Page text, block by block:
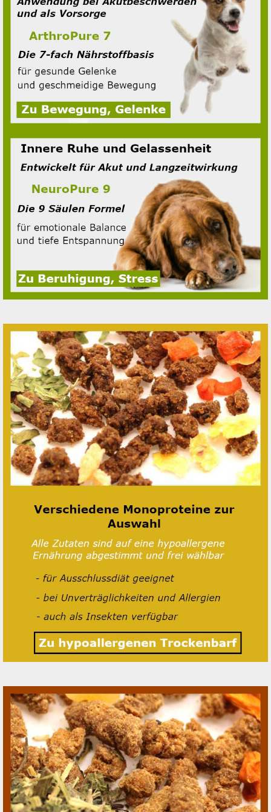
Kaninchen
Fisch
Insekten
Leckerchen Fleisch Pur
Diät Trocken Barf
Hühnchen
Lamm
Ente
Wunschtüte Flocken Mix
Trocken Barf Katze
Rind
Lamm
Pferd
Kaninchen
Fisch
Barf Zutaten
Futterflocken
Trockenobst
Kräuter
Mineral Mix
Öl omega 369
Nahrungsergänzung
Beruhigung, Stress
Bewegung, Gelenke